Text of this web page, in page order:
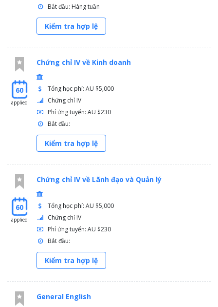
Bắt đầu: Hàng tuần
Kiểm tra hợp lệ
60
applied
Chứng chỉ IV về Kinh doanh
Tổng học phí: AU $5,000
Chứng chỉ IV
Phí ứng tuyển: AU $230
Bắt đầu:
Kiểm tra hợp lệ
60
applied
Chứng chỉ IV về Lãnh đạo và Quản lý
Tổng học phí: AU $5,000
Chứng chỉ IV
Phí ứng tuyển: AU $230
Bắt đầu:
Kiểm tra hợp lệ
General English